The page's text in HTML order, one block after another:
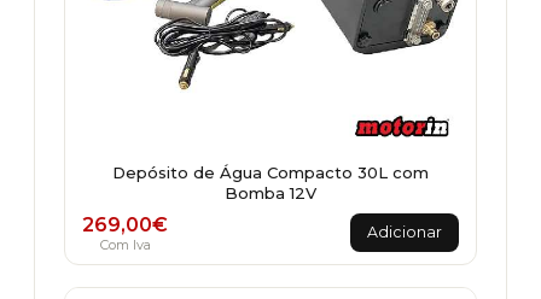
Depósito de Água Compacto 30L com
Bomba 12V
269,00€
Com Iva
Adicionar